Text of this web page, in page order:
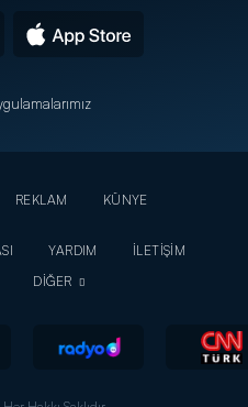
REKLAM
KÜNYE
YARDIM
İLETİŞİM
DİĞER